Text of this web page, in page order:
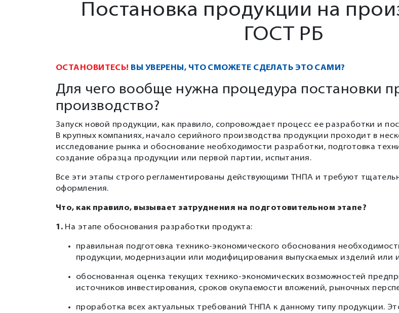
Постановка продукции на
ГОСТ РБ
ОСТАНОВИТЕСЬ! ВЫ УВЕРЕНЫ, ЧТО СМОЖЕТЕ СДЕЛАТЬ ЭТО САМИ?
Для чего вообще нужна процедура постановки
производство?
Запуск новой продукции, как правило, сопровождает процесс ее разработки и
В крупных компаниях, начало серийного производства продукции проходит в
исследование рынка и обоснование необходимости разработки, подготовка
создание образца продукции или первой партии, испытания.
Все эти этапы строго регламентированы действующими ТНПА и требуют
оформления.
Что, как правило, вызывает затруднения на подготовительном этапе?
1. На этапе обоснования разработки продукта:
правильная подготовка технико-экономического обоснования
продукции, модернизации или модифицирования выпускаемых изделий или
обоснованная оценка текущих технико-экономических возможностей
источников инвестирования, сроков окупаемости вложений, рыночных
проработка всех актуальных требований ТНПА к данному типу продукции.